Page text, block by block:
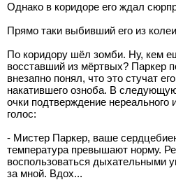
Однако в коридоре его ждал
Прямо таки выбивший его из
По коридору шёл зомби. Ну, кем
восставший из мёртвых? Паркер
внезапно понял, что это стучат
накатившего озноба. В
очки подтверждение нереального
голос:
- Мистер Паркер, ваше
температура превышают норму.
воспользоваться дыхательными
за мной. Вдох...